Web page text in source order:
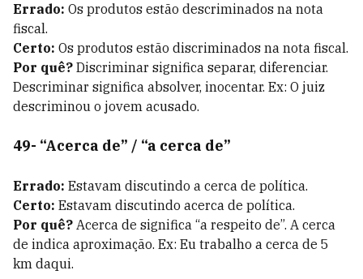
Errado: Os produtos estão descriminados na nota
fiscal.
Certo: Os produtos estão discriminados na nota fiscal.
Por quê? Discriminar significa separar, diferenciar.
Descriminar significa absolver, inocentar. Ex: O juiz
descriminou o jovem acusado.
49- “Acerca de” / “a cerca de”
Errado: Estavam discutindo a cerca de política.
Certo: Estavam discutindo acerca de política.
Por quê? Acerca de significa “a respeito de”. A cerca
de indica aproximação. Ex: Eu trabalho a cerca de 5
km daqui.